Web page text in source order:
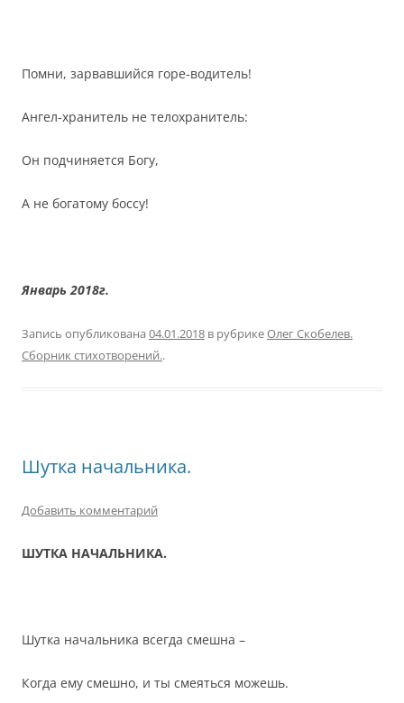
Помни, зарвавшийся горе-водитель!
Ангел-хранитель не телохранитель:
Он подчиняется Богу,
А не богатому боссу!
Январь 2018г.
Запись опубликована 04.01.2018 в рубрикеОлег Скобелев.
Сборник стихотворений..
Шутка начальника.
Добавить комментарий
ШУТКА НАЧАЛЬНИКА.
Шутка начальника всегда смешна –
Когда ему смешно, и ты смеяться можешь.